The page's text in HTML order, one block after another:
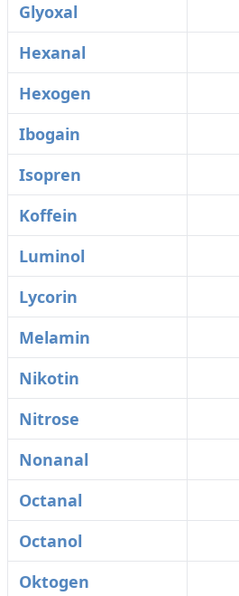
Glyoxal
Hexanal
Hexogen
Ibogain
Isopren
Koffein
Luminol
Lycorin
Melamin
Nikotin
Nitrose
Nonanal
Octanal
Octanol
Oktogen